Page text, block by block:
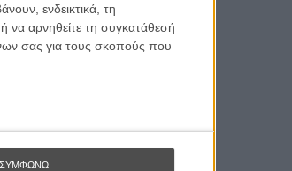
ενδεικτικά, τη
να αρνηθείτε τη συγκατάθεσή
σας για τους σκοπούς που
ΣΥΜΦΩΝΩ